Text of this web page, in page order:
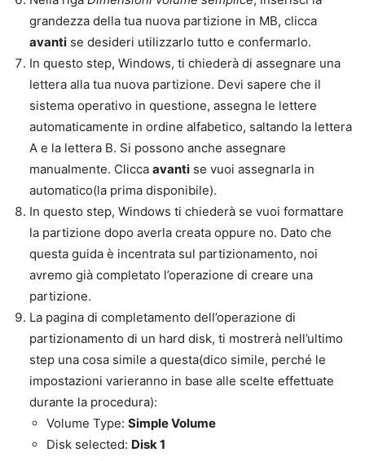
grandezza della tua nuova partizione in MB, clicca
avanti se desideri utilizzarlo tutto e confermarlo.
In questo step, Windows, ti chiederà di assegnare una
lettera alla tua nuova partizione. Devi sapere che il
sistema operativo in questione, assegna le lettere
automaticamente in ordine alfabetico, saltando la lettera
A e la lettera B. Si possono anche assegnare
manualmente. Clicca avanti se vuoi assegnarla in
automatico(la prima disponibile).
In questo step, Windows ti chiederà se vuoi formattare
la partizione dopo averla creata oppure no. Dato che
questa guida è incentrata sul partizionamento, noi
avremo già completato l’operazione di creare una
partizione.
La pagina di completamento dell’operazione di
partizionamento di un hard disk, ti mostrerà nell’ultimo
step una cosa simile a questa(dico simile, perché le
impostazioni varieranno in base alle scelte effettuate
durante la procedura):
Volume Type: Simple Volume
Disk selected: Disk 1